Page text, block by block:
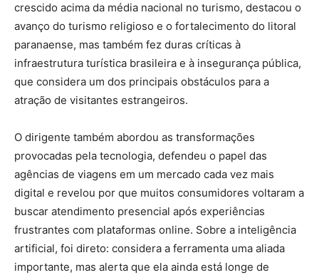
crescido acima da média nacional no turismo, destacou o
avanço do turismo religioso e o fortalecimento do litoral
paranaense, mas também fez duras críticas à
infraestrutura turística brasileira e à insegurança pública,
que considera um dos principais obstáculos para a
atração de visitantes estrangeiros.
O dirigente também abordou as transformações
provocadas pela tecnologia, defendeu o papel das
agências de viagens em um mercado cada vez mais
digital e revelou por que muitos consumidores voltaram a
buscar atendimento presencial após experiências
frustrantes com plataformas online. Sobre a inteligência
artificial, foi direto: considera a ferramenta uma aliada
importante, mas alerta que ela ainda está longe de